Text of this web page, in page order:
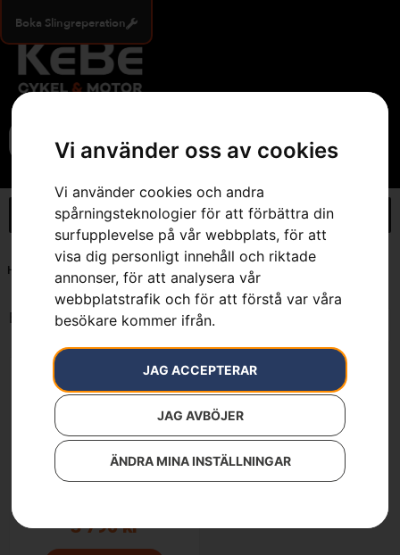
Vi använder oss av cookies
Vi använder cookies och andra
spårningsteknologier för att förbättra din
surfupplevelse på vår webbplats, för att
visa dig personligt innehåll och riktade
annonser, för att analysera vår
webbplatstrafik och för att förstå var våra
besökare kommer ifrån.
JAG ACCEPTERAR
JAG AVBÖJER
ÄNDRA MINA INSTÄLLNINGAR
Boka Slingreperation
Hem L (54/56), 7 cm längre ben
Endast ett sökresultat
3 790kr